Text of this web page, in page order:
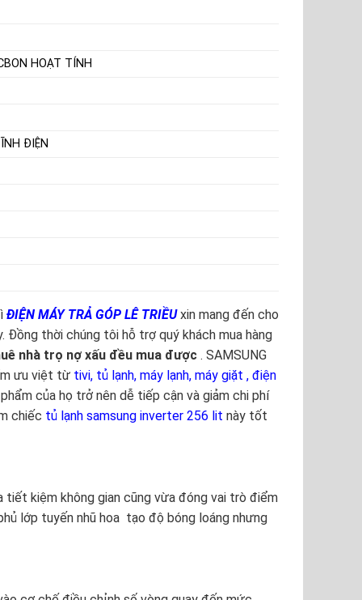
HOẠT TÍNH
ĐIỆN
ĐIỆN MÁY TRẢ GÓP LÊ TRIỀUxin mang đến cho
Đồng thời chúng tôi hỗ trợ quý khách mua hàng
nhà trọ nợ xấu đều mua được . SAMSUNG
ưu việt từ tivi, tủ lạnh, máy lạnh, máy giặt , điện
của họ trở nên dễ tiếp cận và giảm chi phí
chiếc tủ lạnh samsung inverter 256 lit này tốt
kiệm không gian cũng vừa đóng vai trò điểm
lớp tuyến nhũ hoa tạo độ bóng loáng nhưng